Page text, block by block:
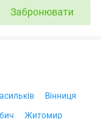
Забронювати
Вінниця
Житомир